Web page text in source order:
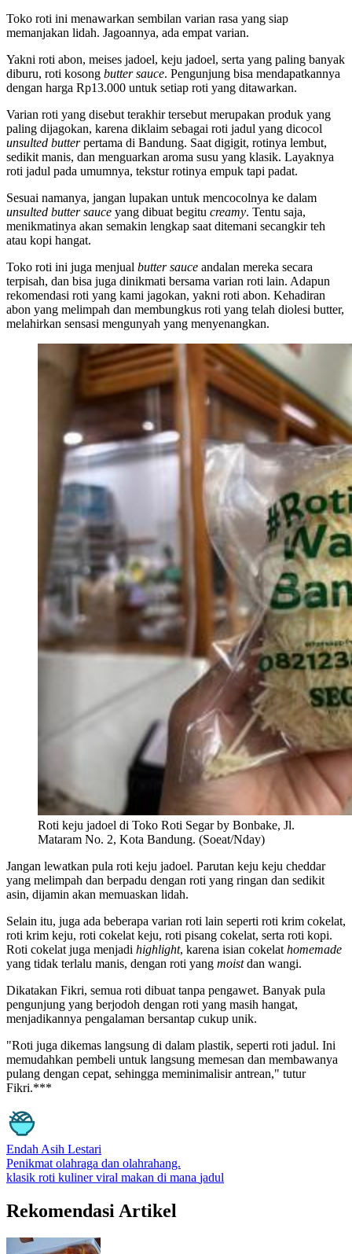
Toko roti ini menawarkan sembilan varian rasa yang siap
memanjakan lidah. Jagoannya, ada empat varian.
Yakni roti abon, meises jadoel, keju jadoel, serta yang paling banyak
diburu, roti kosong butter sauce. Pengunjung bisa mendapatkannya
dengan harga Rp13.000 untuk setiap roti yang ditawarkan.
Varian roti yang disebut terakhir tersebut merupakan produk yang
paling dijagokan, karena diklaim sebagai roti jadul yang dicocol
unsulted butterpertama di Bandung. Saat digigit, rotinya lembut,
sedikit manis, dan menguarkan aroma susu yang klasik. Layaknya
roti jadul pada umumnya, tekstur rotinya empuk tapi padat.
Sesuai namanya, jangan lupakan untuk mencocolnya ke dalam
unsulted butter sauce yang dibuat begitu creamy. Tentu saja,
menikmatinya akan semakin lengkap saat ditemani secangkir teh
atau kopi hangat.
Toko roti ini juga menjual butter sauce andalan mereka secara
terpisah, dan bisa juga dinikmati bersama varian roti lain. Adapun
rekomendasi roti yang kami jagokan, yakni roti abon. Kehadiran
abon yang melimpah dan membungkus roti yang telah diolesi butter,
melahirkan sensasi mengunyah yang menyenangkan.
Roti keju jadoel di Toko Roti Segar by Bonbake, Jl.
Mataram No. 2, Kota Bandung. (Soeat/Nday)
Jangan lewatkan pula roti keju jadoel. Parutan keju keju cheddar
yang melimpah dan berpadu dengan roti yang ringan dan sedikit
asin, dijamin akan memuaskan lidah.
Selain itu, juga ada beberapa varian roti lain seperti roti krim cokelat,
roti krim keju, roti cokelat keju, roti pisang cokelat, serta roti kopi.
Roti cokelat juga menjadi highlight, karena isian cokelat homemade
yang tidak terlalu manis, dengan roti yang moistdan wangi.
Dikatakan Fikri, semua roti dibuat tanpa pengawet. Banyak pula
pengunjung yang berjodoh dengan roti yang masih hangat,
menjadikannya pengalaman bersantap cukup unik.
"Roti juga dikemas langsung di dalam plastik, seperti roti jadul. Ini
memudahkan pembeli untuk langsung memesan dan membawanya
pulang dengan cepat, sehingga meminimalisir antrean," tutur
Fikri.***
Endah Asih Lestari
Penikmat olahraga dan olahrahang.
klasik roti kuliner viral makan di mana jadul
Rekomendasi Artikel